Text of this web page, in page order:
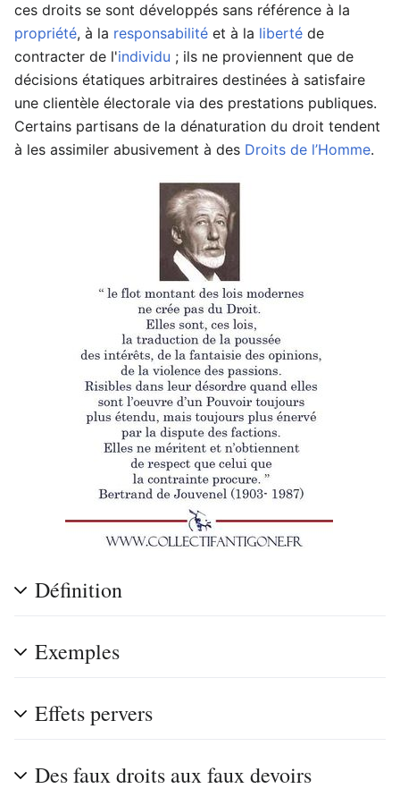
ces droits se sont développés sans référence à la
propriété, à la responsabilité et à la liberté de
contracter de l'individu ; ils ne proviennent que de
décisions étatiques arbitraires destinées à satisfaire
une clientèle électorale via des prestations publiques.
Certains partisans de la dénaturation du droit tendent
à les assimiler abusivement à des Droits de l’Homme.
Définition
Exemples
Effets pervers
Des faux droits aux faux devoirs